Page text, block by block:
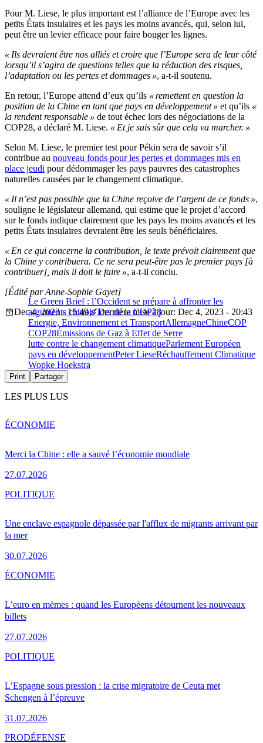
Pour M. Liese, le plus important est l’alliance de l’Europe avec les
petits États insulaires et les pays les moins avancés, qui, selon lui,
peut être un levier efficace pour faire bouger les lignes.
« Ils devraient être nos alliés et croire que l’Europe sera de leur côté
lorsqu’il s’agira de questions telles que la réduction des risques,
l’adaptation ou les pertes et dommages », a-t-il soutenu.
En retour, l’Europe attend d’eux qu’ils « remettent en question la
position de la Chine en tant que pays en développement » et qu’ils «
la rendent responsable » de tout échec lors des négociations de la
COP28, a déclaré M. Liese. « Et je suis sûr que cela va marcher. »
Selon M. Liese, le premier test pour Pékin sera de savoir s’il
contribue au nouveau fonds pour les pertes et dommages mis en
place jeudi pour dédommager les pays pauvres des catastrophes
naturelles causées par le changement climatique.
« Il n’est pas possible que la Chine reçoive de l’argent de ce fonds »,
souligne le législateur allemand, qui estime que le projet d’accord
sur le fonds indique clairement que les pays les moins avancés et les
petits États insulaires devraient être les seuls bénéficiaires.
« En ce qui concerne la contribution, le texte prévoit clairement que
la Chine y contribuera. Ce ne sera peut-être pas le premier pays [à
contribuer], mais il doit le faire », a-t-il conclu.
Le Green Brief : l’Occident se prépare à affronter les
arguments chinois lors de la COP28
[Édité par Anne-Sophie Gayet]
Dec 4, 2023 - 15:49
Dernière mise à jour: Dec 4, 2023 - 20:43
Energie, Environnement et TransportAllemagneChineCOP
COP28Émissions de Gaz à Effet de Serre
lutte contre le changement climatiqueParlement Européen
pays en développementPeter LieseRéchauffement Climatique
Wopke Hoekstra
Print Partager
LES PLUS LUS
Merci la Chine : elle a sauvé l’économie mondiale
27.07.2026
ÉCONOMIE
Une enclave espagnole dépassée par l'afflux de migrants arrivant par
la mer
30.07.2026
POLITIQUE
L’euro en mèmes : quand les Européens détournent les nouveaux
billets
27.07.2026
ÉCONOMIE
L’Espagne sous pression : la crise migratoire de Ceuta met
Schengen à l’épreuve
31.07.2026
POLITIQUE
PRODÉFENSE